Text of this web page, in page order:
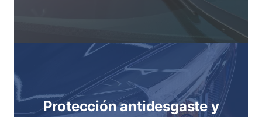
Protección antidesgaste y